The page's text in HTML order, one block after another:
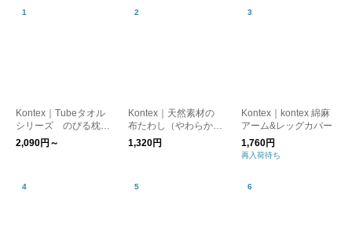
Kontex｜Tubeタオル
シリーズ のびる枕カ
バー
2,090円～
Kontex｜天然素材の
布たわし（やわらかタ
イプ）
1,320円
Kontex｜kontex 綿麻
アーム&レッグカバー
1,760円
再入荷待ち